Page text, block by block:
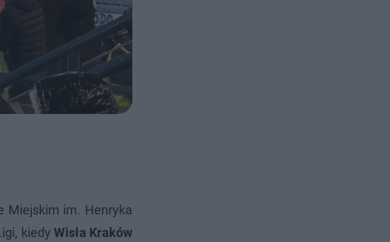
Miejskim im. Henryka
kiedy Wisła Kraków